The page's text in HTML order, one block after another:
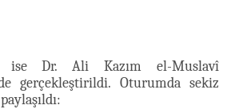
Dr. Ali Kazım el-Muslavî
gerçekleştirildi. Oturumda sekiz